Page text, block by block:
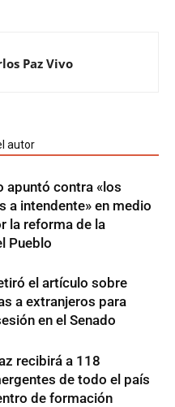
Paz Vivo
autor
apuntó contra «los
a intendente» en medio
la reforma de la
Pueblo
el artículo sobre
a extranjeros para
en el Senado
recibirá a 118
de todo el país
de formación